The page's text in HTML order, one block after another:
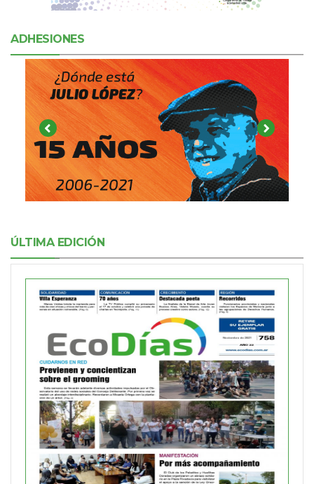
ADHESIONES
ÚLTIMA EDICIÓN